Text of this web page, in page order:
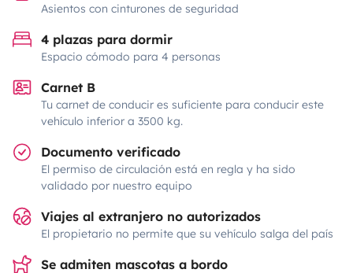
Asientos con cinturones de seguridad
4 plazas para dormir
Espacio cómodo para 4 personas
Carnet B
Tu carnet de conducir es suficiente para conducir este
vehículo inferior a 3500 kg.
Documento verificado
El permiso de circulación está en regla y ha sido
validado por nuestro equipo
Viajes al extranjero no autorizados
El propietario no permite que su vehículo salga del país
Se admiten mascotas a bordo